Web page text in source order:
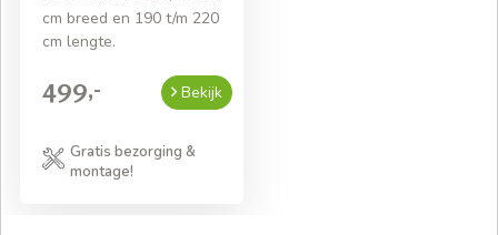
cm breed en 190 t/m 220
cm lengte.
499,- Bekijk
Gratis bezorging &
montage!